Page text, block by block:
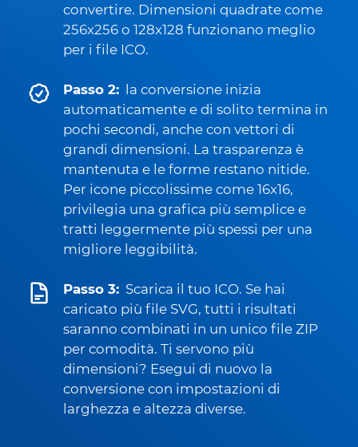
convertire. Dimensioni quadrate come
256x256 o 128x128 funzionano meglio
per i file ICO.
Passo 2:
la conversione inizia
automaticamente e di solito termina in
pochi secondi, anche con vettori di
grandi dimensioni. La trasparenza è
mantenuta e le forme restano nitide.
Per icone piccolissime come 16x16,
privilegia una grafica più semplice e
tratti leggermente più spessi per una
migliore leggibilità.
Passo 3: Scarica il tuo ICO. Se hai
caricato più file SVG, tutti i risultati
saranno combinati in un unico file ZIP
per comodità. Ti servono più
dimensioni? Esegui di nuovo la
conversione con impostazioni di
larghezza e altezza diverse.